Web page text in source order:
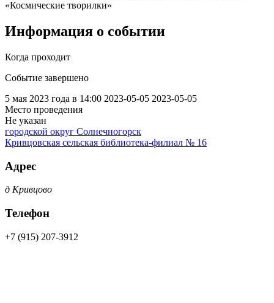
«Космические творилки»
Информация о событии
Когда проходит
Событие завершено
5 мая 2023 года в 14:00 2023-05-05 2023-05-05
Место проведения
Не указан
городской округ Солнечногорск
Кривцовская сельская библиотека-филиал № 16
Адрес
д Кривцово
Телефон
+7 (915) 207-3912